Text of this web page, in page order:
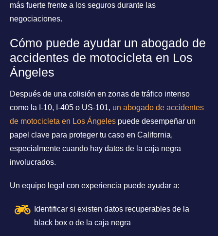
más fuerte frente a los seguros durante las
negociaciones.
Cómo puede ayudar un abogado de
accidentes de motocicleta en Los
Ángeles
Después de una colisión en zonas de tráfico intenso
como la I-10, I-405 o US-101, un abogado de accidentes
de motocicleta en Los Ángeles puede desempeñar un
papel clave para proteger tu caso en California,
especialmente cuando hay datos de la caja negra
involucrados.
Un equipo legal con experiencia puede ayudar a:
Identificar si existen datos recuperables de la
black box o de la caja negra